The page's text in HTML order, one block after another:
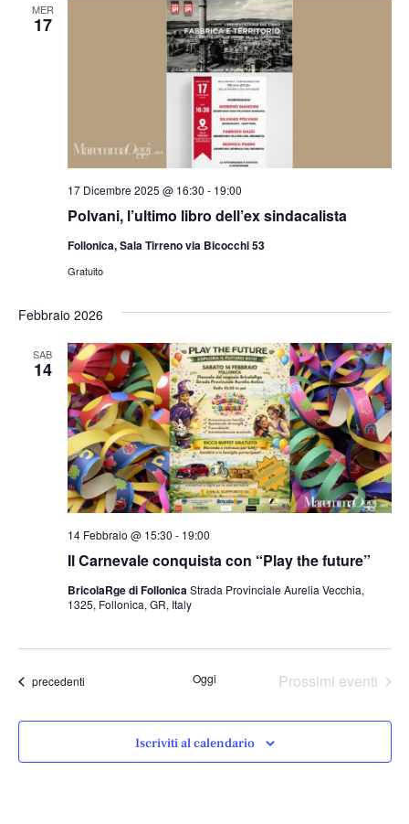
MER
17
Polvani, l’ultimo libro dell’ex sindacalista
17 Dicembre 2025 @ 16:30 - 19:00
Follonica, Sala Tirreno via Bicocchi 53
Gratuito
Febbraio 2026
SAB
14
Il Carnevale conquista con “Play the future”
14 Febbraio @ 15:30 - 19:00
BricolaRge di FollonicaStrada Provinciale Aurelia Vecchia,
1325, Follonica, GR, Italy
Eventi
precedenti Oggi Prossimi eventi
Iscriviti al calendario